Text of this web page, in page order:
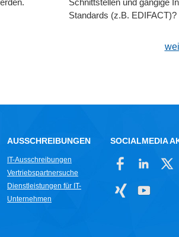
Schnittstellen und gängige
Standards (z.B. EDIFACT)?
AUSSCHREIBUNGEN
IT-Ausschreibungen
Vertriebspartnersuche
Dienstleistungen für IT-
Unternehmen
SOCIALMEDIA